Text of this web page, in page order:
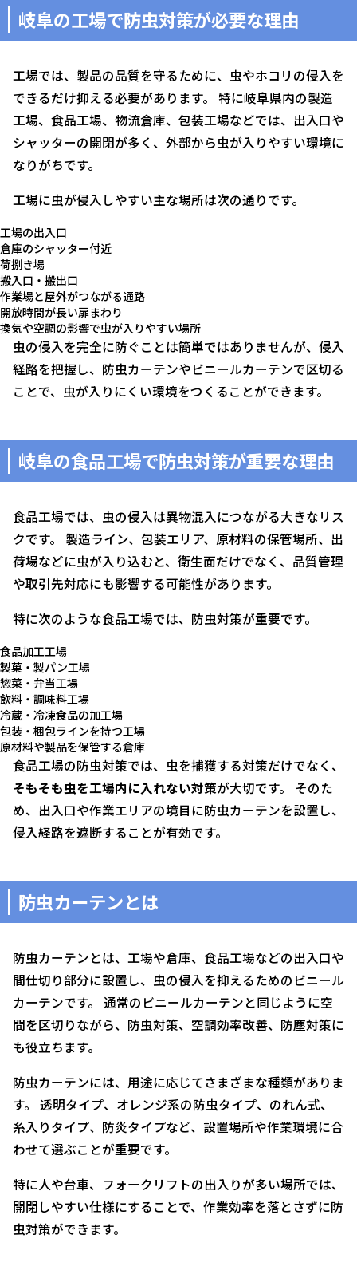
岐阜の工場で防虫対策が必要な理由
工場では、製品の品質を守るために、虫やホコリの侵入を
できるだけ抑える必要があります。 特に岐阜県内の製造
工場、食品工場、物流倉庫、包装工場などでは、出入口や
シャッターの開閉が多く、外部から虫が入りやすい環境に
なりがちです。
工場に虫が侵入しやすい主な場所は次の通りです。
工場の出入口
倉庫のシャッター付近
荷捌き場
搬入口・搬出口
作業場と屋外がつながる通路
開放時間が長い扉まわり
換気や空調の影響で虫が入りやすい場所
虫の侵入を完全に防ぐことは簡単ではありませんが、侵入
経路を把握し、防虫カーテンやビニールカーテンで区切る
ことで、虫が入りにくい環境をつくることができます。
岐阜の食品工場で防虫対策が重要な理由
食品工場では、虫の侵入は異物混入につながる大きなリス
クです。 製造ライン、包装エリア、原材料の保管場所、出
荷場などに虫が入り込むと、衛生面だけでなく、品質管理
や取引先対応にも影響する可能性があります。
特に次のような食品工場では、防虫対策が重要です。
食品加工工場
製菓・製パン工場
惣菜・弁当工場
飲料・調味料工場
冷蔵・冷凍食品の加工場
包装・梱包ラインを持つ工場
原材料や製品を保管する倉庫
食品工場の防虫対策では、虫を捕獲する対策だけでなく、
そもそも虫を工場内に入れない対策が大切です。 そのた
め、出入口や作業エリアの境目に防虫カーテンを設置し、
侵入経路を遮断することが有効です。
防虫カーテンとは
防虫カーテンとは、工場や倉庫、食品工場などの出入口や
間仕切り部分に設置し、虫の侵入を抑えるためのビニール
カーテンです。 通常のビニールカーテンと同じように空
間を区切りながら、防虫対策、空調効率改善、防塵対策に
も役立ちます。
防虫カーテンには、用途に応じてさまざまな種類がありま
す。 透明タイプ、オレンジ系の防虫タイプ、のれん式、
糸入りタイプ、防炎タイプなど、設置場所や作業環境に合
わせて選ぶことが重要です。
特に人や台車、フォークリフトの出入りが多い場所では、
開閉しやすい仕様にすることで、作業効率を落とさずに防
虫対策ができます。